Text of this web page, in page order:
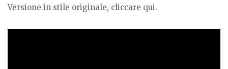
Versione in stile originale, cliccare qui.